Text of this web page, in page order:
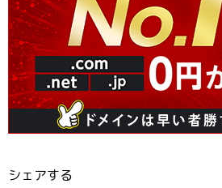
シェアする